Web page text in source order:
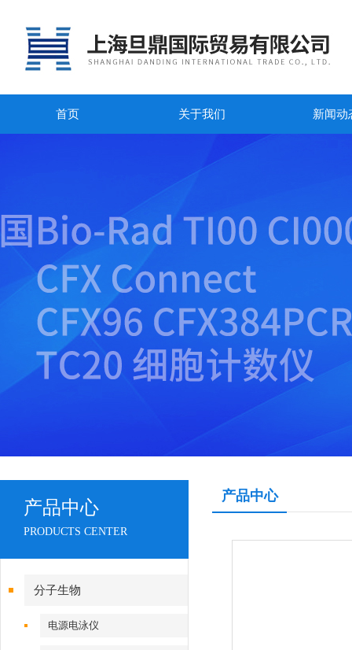
首页 关于我们 新闻动
产品中心
PRODUCTS CENTER
分子生物
电源电泳仪
产品中心